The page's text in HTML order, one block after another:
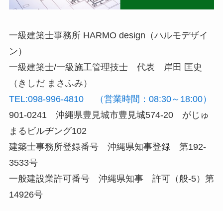
一級建築士事務所 HARMO design（ハルモデザイ
ン）
一級建築士/一級施工管理技士 代表 岸田 匡史
（きしだ まさふみ）
TEL:098-996-4810 （営業時間：08:30～18:00）
901-0241 沖縄県豊見城市豊見城574-20 がじゅ
まるビルヂング102
建築士事務所登録番号 沖縄県知事登録 第192-
3533号
一般建設業許可番号 沖縄県知事 許可（般-5）第
14926号